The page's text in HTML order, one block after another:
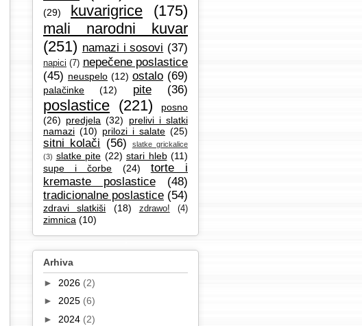
(29)
kuvarigrice
(175)
mali narodni kuvar
(251) namazi i sosovi (37)
napici (7) nepečene poslastice
(45) neuspelo (12) ostalo (69)
palačinke (12) pite (36)
poslastice (221)
posno
(26) predjela (32)
prelivi i slatki
namazi (10) prilozi i salate (25)
sitni kolači (56)
slatke grickalice
(3) slatke pite (22) stari hleb (11)
supe i čorbe
(24)
torte i
kremaste poslastice
(48)
tradicionalne poslastice (54)
zdravi slatkiši (18) zdrawo! (4)
zimnica (10)
Arhiva
► 2026 (2)
► 2025 (6)
► 2024 (2)